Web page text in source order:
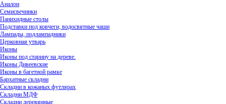
Аналои
Семисвечники
Панихидные столы
Подставки под ковчеги, водосвятные чаши
Лампады, подлампадники
Церковная утварь
Иконы
Иконы под старину на дереве.
Иконы Дивеевские
Иконы в багетной рамке
Бархатные складни
Складни в кожаных футлярах
Складни МДФ
Складни деревянные